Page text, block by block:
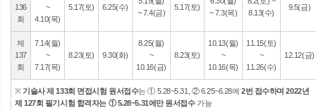
136
회
~
4.10(목)
5.17(토) 6.25(수)
~ 7.4(금)
5.17(토)
~ 7.3(목)
8.13(수)
9.5(금)
제
137
회
7.14(월)
~
7.17(목)
8.23(토) 9.30(화)
8.25(월)
~
10.16(금)
8.23(토)
10.13(월)
~
10.16(목)
11.15(토)
~
11.26(수)
12.12(금)
※ 기술사 제 133회 면접시험 원서접수는 ① 5.28~5.31, ② 6.25~6.28에2번 접수하며 2022년
제 127회 필기시험 합격자는 ① 5.28~5.31에만 원서접수가능